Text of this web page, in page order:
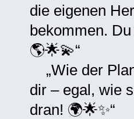
die eigenen
bekommen.
🌎🌟💫“
„Wie der
dir – egal, wie
dran! 🌍🌟✨“